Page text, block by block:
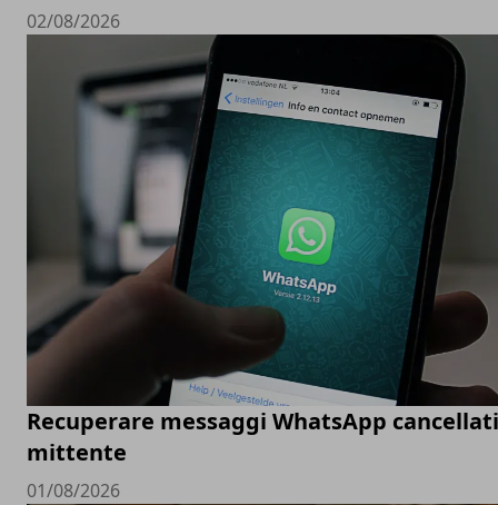
02/08/2026
Recuperare messaggi WhatsApp
mittente
01/08/2026